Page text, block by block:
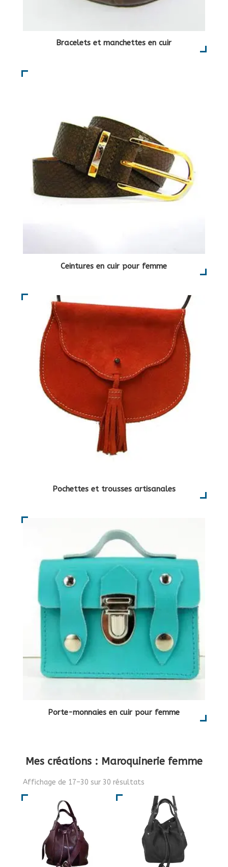
Bracelets et manchettes en cuir
Ceintures en cuir pour femme
Pochettes et trousses artisanales
Porte-monnaies en cuir pour femme
Mes créations : Maroquinerie femme
Affichage de 17–30 sur 30 résultatsTrié
par
popularité